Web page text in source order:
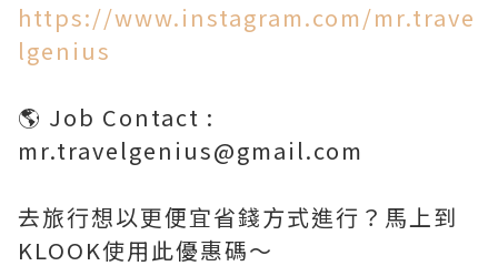
https://www.instagram.com/mr.trave
lgenius
🌎 Job Contact :
mr.travelgenius@gmail.com
去旅行想以更便宜省錢方式進行？馬上到